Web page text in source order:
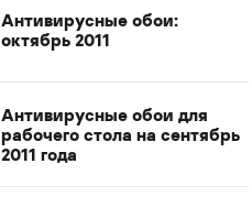
Антивирусные обои:
октябрь 2011
Антивирусные обои для
рабочего стола на сентябрь
2011 года